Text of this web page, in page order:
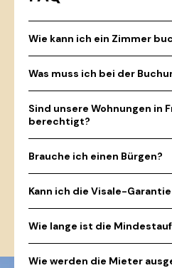
Wie kann ich ein Zimmer
Was muss ich bei der
Sind unsere Wohnungen in
berechtigt?
Brauche ich einen Bürgen?
Kann ich die Visale-
Wie lange ist die
Wie werden die Mieter